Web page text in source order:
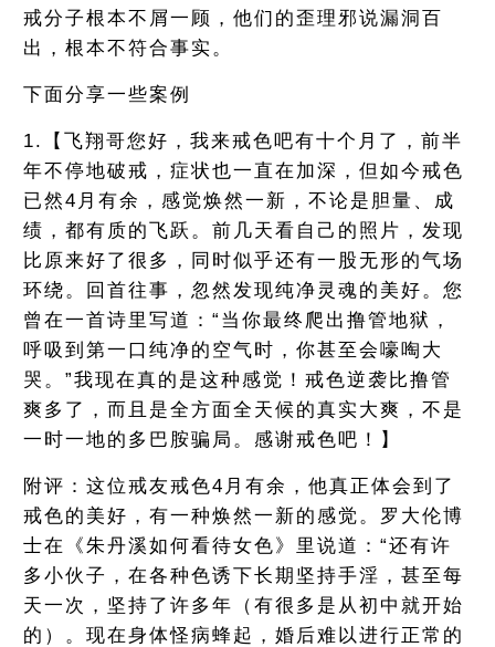
戒分子根本不屑一顾，他们的歪理邪说漏洞百
出，根本不符合事实。
下面分享一些案例
1.【飞翔哥您好，我来戒色吧有十个月了，前半
年不停地破戒，症状也一直在加深，但如今戒色
已然4月有余，感觉焕然一新，不论是胆量、成
绩，都有质的飞跃。前几天看自己的照片，发现
比原来好了很多，同时似乎还有一股无形的气场
环绕。回首往事，忽然发现纯净灵魂的美好。您
曾在一首诗里写道：“当你最终爬出撸管地狱，
呼吸到第一口纯净的空气时，你甚至会嚎啕大
哭。”我现在真的是这种感觉！戒色逆袭比撸管
爽多了，而且是全方面全天候的真实大爽，不是
一时一地的多巴胺骗局。感谢戒色吧！】
附评：这位戒友戒色4月有余，他真正体会到了
戒色的美好，有一种焕然一新的感觉。罗大伦博
士在《朱丹溪如何看待女色》里说道：“还有许
多小伙子，在各种色诱下长期坚持手淫，甚至每
天一次，坚持了许多年（有很多是从初中就开始
的）。现在身体怪病蜂起，婚后难以进行正常的